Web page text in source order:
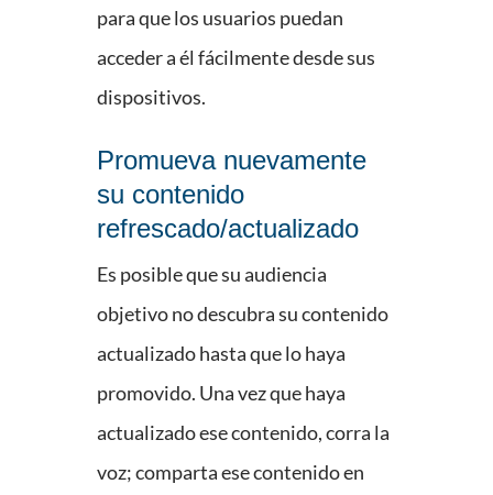
para que los usuarios puedan
acceder a él fácilmente desde sus
dispositivos.
Promueva nuevamente
su contenido
refrescado/actualizado
Es posible que su audiencia
objetivo no descubra su contenido
actualizado hasta que lo haya
promovido. Una vez que haya
actualizado ese contenido, corra la
voz; comparta ese contenido en